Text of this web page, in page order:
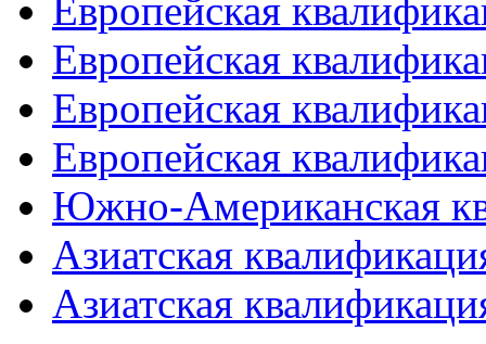
Европейская
Европейская
Европейская
Европейская
Южно-Американская
Азиатская
Азиатская